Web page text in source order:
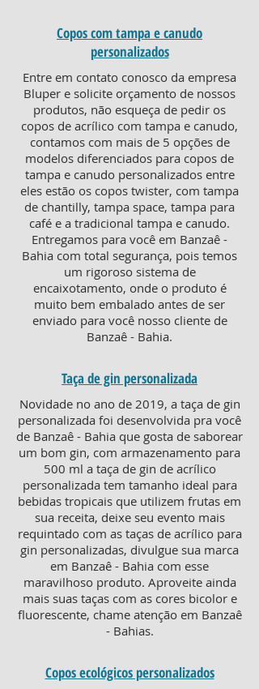
Copos com tampa e canudo
personalizados
Entre em contato conosco da empresa
Bluper e solicite orçamento de nossos
produtos, não esqueça de pedir os
copos de acrílico com tampa e canudo,
contamos com mais de 5 opções de
modelos diferenciados para copos de
tampa e canudo personalizados entre
eles estão os copos twister, com tampa
de chantilly, tampa space, tampa para
café e a tradicional tampa e canudo.
Entregamos para você em Banzaê -
Bahia com total segurança, pois temos
um rigoroso sistema de
encaixotamento, onde o produto é
muito bem embalado antes de ser
enviado para você nosso cliente de
Banzaê - Bahia.
Taça de gin personalizada
Novidade no ano de 2019, a taça de gin
personalizada foi desenvolvida pra você
de Banzaê - Bahia que gosta de saborear
um bom gin, com armazenamento para
500 ml a taça de gin de acrílico
personalizada tem tamanho ideal para
bebidas tropicais que utilizem frutas em
sua receita, deixe seu evento mais
requintado com as taças de acrílico para
gin personalizadas, divulgue sua marca
em Banzaê - Bahia com esse
maravilhoso produto. Aproveite ainda
mais suas taças com as cores bicolor e
fluorescente, chame atenção em Banzaê
- Bahias.
Copos ecológicos personalizados